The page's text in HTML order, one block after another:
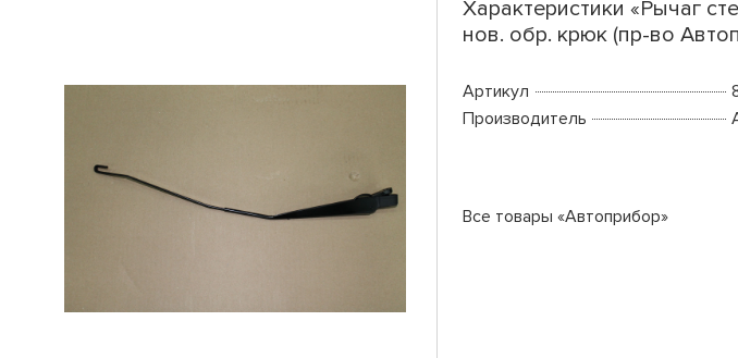
Характеристики «Рычаг
нов. обр. крюк (пр-во
Артикул
Производитель
Все товары «Автоприбор»